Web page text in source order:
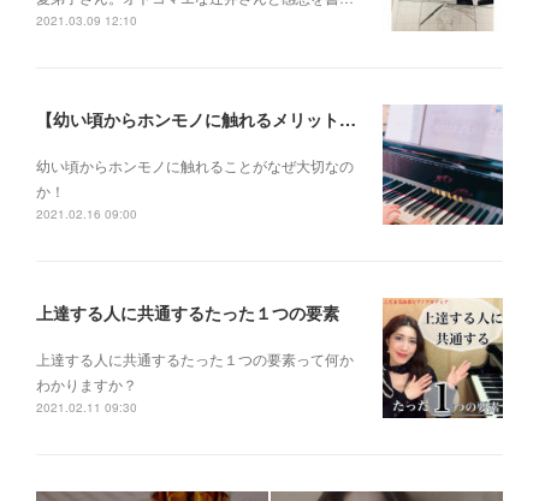
2021.03.09 12:10
【幼い頃からホンモノに触れるメリットとは？】
幼い頃からホンモノに 触れることがなぜ大切なの
か！
2021.02.16 09:00
上達する人に共通するたった１つの要素
上達する人に共通するたった１つの要素って何か
わかりますか？
2021.02.11 09:30